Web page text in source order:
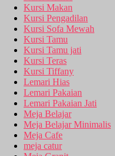
Kursi Makan
Kursi Pengadilan
Kursi Sofa Mewah
Kursi Tamu
Kursi Tamu jati
Kursi Teras
Kursi Tiffany
Lemari Hias
Lemari Pakaian
Lemari Pakaian Jati
Meja Belajar
Meja Belajar Minimalis
Meja Cafe
meja catur